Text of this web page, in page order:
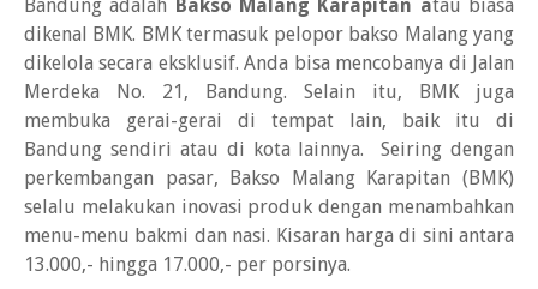
Bandung adalah Bakso Malang Karapitan atau biasa
dikenal BMK. BMK termasuk pelopor bakso Malang yang
dikelola secara eksklusif. Anda bisa mencobanya di Jalan
Merdeka No. 21, Bandung. Selain itu, BMK juga
membuka gerai-gerai di tempat lain, baik itu di
Bandung sendiri atau di kota lainnya. Seiring dengan
perkembangan pasar, Bakso Malang Karapitan (BMK)
selalu melakukan inovasi produk dengan menambahkan
menu-menu bakmi dan nasi. Kisaran harga di sini antara
13.000,- hingga 17.000,- per porsinya.